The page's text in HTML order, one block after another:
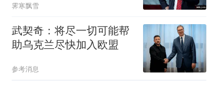
霁寒飘雪
武契奇：将尽一切可能帮
助乌克兰尽快加入欧盟
参考消息